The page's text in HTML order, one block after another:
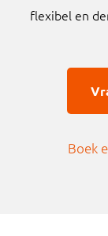
flexibel en
Boek